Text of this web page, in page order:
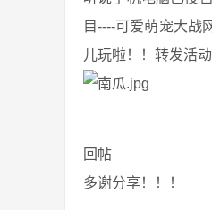
目----可爱萌宠大战
儿玩啦！！转发活
回帖
多谢分享！！！